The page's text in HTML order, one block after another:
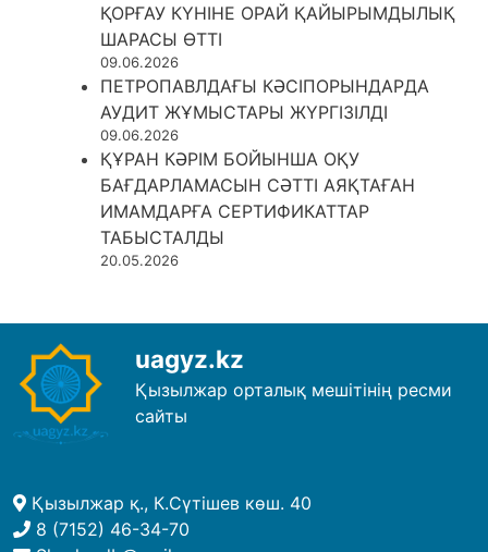
ҚОРҒАУ КҮНІНЕ ОРАЙ ҚАЙЫРЫМДЫЛЫҚ
ШАРАСЫ ӨТТІ
09.06.2026
ПЕТРОПАВЛДАҒЫ КӘСІПОРЫНДАРДА
АУДИТ ЖҰМЫСТАРЫ ЖҮРГІЗІЛДІ
09.06.2026
ҚҰРАН КӘРІМ БОЙЫНША ОҚУ
БАҒДАРЛАМАСЫН СӘТТІ АЯҚТАҒАН
ИМАМДАРҒА СЕРТИФИКАТТАР
ТАБЫСТАЛДЫ
20.05.2026
uagyz.kz
Қызылжар орталық мешітінің ресми
сайты
Қызылжар қ., К.Сүтішев көш. 40
8 (7152) 46-34-70